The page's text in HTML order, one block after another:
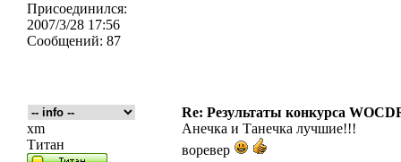
Присоединился:
2007/3/28 17:56
Сообщений: 87
Re: Результаты конкурса
xm
Титан
Анечка и Танечка лучшие!!!
воревер